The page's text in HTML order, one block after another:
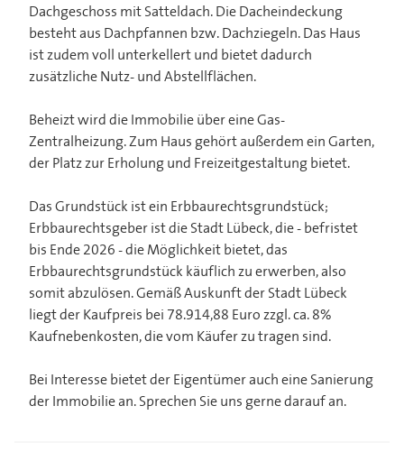
Dachgeschoss mit Satteldach. Die Dacheindeckung
besteht aus Dachpfannen bzw. Dachziegeln. Das Haus
ist zudem voll unterkellert und bietet dadurch
zusätzliche Nutz- und Abstellflächen.
Beheizt wird die Immobilie über eine Gas-
Zentralheizung. Zum Haus gehört außerdem ein Garten,
der Platz zur Erholung und Freizeitgestaltung bietet.
Das Grundstück ist ein Erbbaurechtsgrundstück;
Erbbaurechtsgeber ist die Stadt Lübeck, die - befristet
bis Ende 2026 - die Möglichkeit bietet, das
Erbbaurechtsgrundstück käuflich zu erwerben, also
somit abzulösen. Gemäß Auskunft der Stadt Lübeck
liegt der Kaufpreis bei 78.914,88 Euro zzgl. ca. 8%
Kaufnebenkosten, die vom Käufer zu tragen sind.
Bei Interesse bietet der Eigentümer auch eine Sanierung
der Immobilie an. Sprechen Sie uns gerne darauf an.